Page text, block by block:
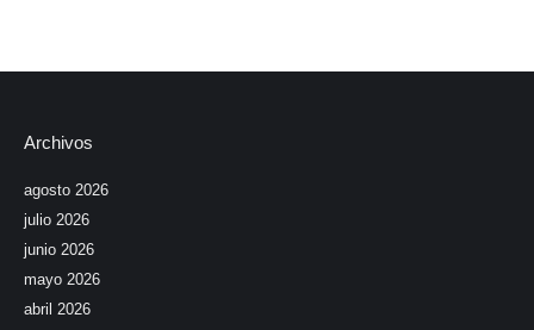
Archivos
agosto 2026
julio 2026
junio 2026
mayo 2026
abril 2026